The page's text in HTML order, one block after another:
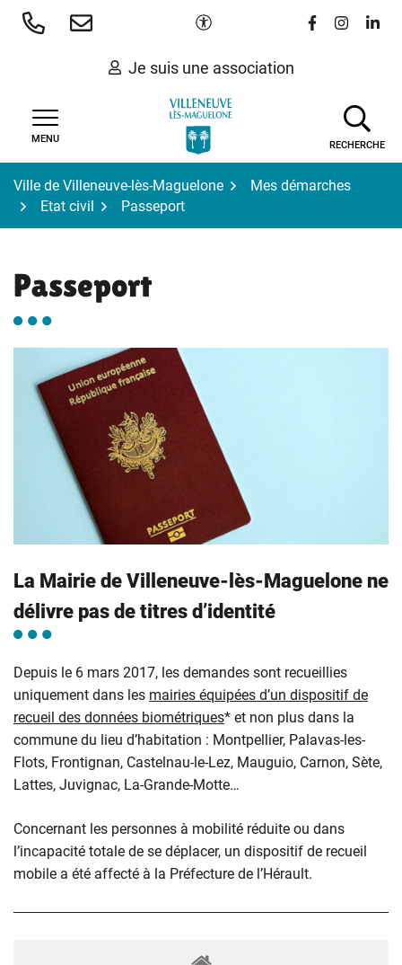
Aller
Paramètres d'accessibilité
Lien vers le
Lien vers
Lien
Je suis une association
MENU
RECHERCHE
Ville de Villeneuve-lès-Maguelone
Mes démarches
Etat civil
Passeport
Passeport
La Mairie de Villeneuve-lès-Maguelone ne
délivre pas de titres d’identité
Depuis le 6 mars 2017, les demandes sont recueillies
uniquement dans les mairies équipées d’un dispositif de
recueil des données biométriques* et non plus dans la
commune du lieu d’habitation : Montpellier, Palavas-les-
Flots, Frontignan, Castelnau-le-Lez, Mauguio, Carnon, Sète,
Lattes, Juvignac, La-Grande-Motte…
Concernant les personnes à mobilité réduite ou dans
l’incapacité totale de se déplacer, un dispositif de recueil
mobile a été affecté à la Préfecture de l’Hérault.